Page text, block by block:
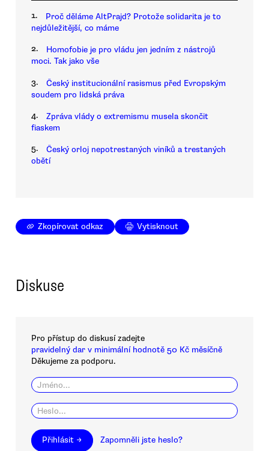
1.
Proč děláme AltPrajd? Protože solidarita je to
nejdůležitější, co máme
2.
Homofobie je pro vládu jen jedním z nástrojů
moci. Tak jako vše
3.
Český institucionální rasismus před Evropským
soudem pro lidská práva
4.
Zpráva vlády o extremismu musela skončit
fiaskem
5.
Český orloj nepotrestaných viníků a trestaných
obětí
Zkopírovat odkaz Vytisknout
Diskuse
Pro přístup do diskusí zadejte
pravidelný dar v minimální hodnotě 50 Kč měsíčně
Děkujeme za podporu.
Přihlásit → Zapomněli jste heslo?